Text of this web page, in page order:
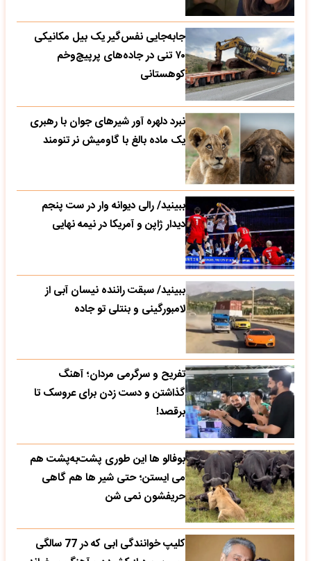
جابه‌جایی نفس‌گیر یک بیل مکانیکی
۷۰ تنی در جاده‌های پرپیچ‌وخم
کوهستانی
نبرد دلهره آور شیرهای جوان با رهبری
یک ماده بالغ با گاومیش نر تنومند
ببینید/ رالی دیوانه وار در ست پنجم
دیدار ژاپن و آمریکا در نیمه نهایی
ببینید/ سبقت راننده نیسان آبی از
لامبورگینی و بنتلی تو جاده
تفریح و سرگرمی مردان؛ آهنگ
گذاشتن و دست زدن برای عروسک تا
برقصد!
بوفالو ها این‌ طوری پشت‌به‌پشت هم
می‌ ایستن؛ حتی شیر ها هم گاهی
حریفشون نمی‌ شن
کلیپ خوانندگی ابی که در 77 سالگی